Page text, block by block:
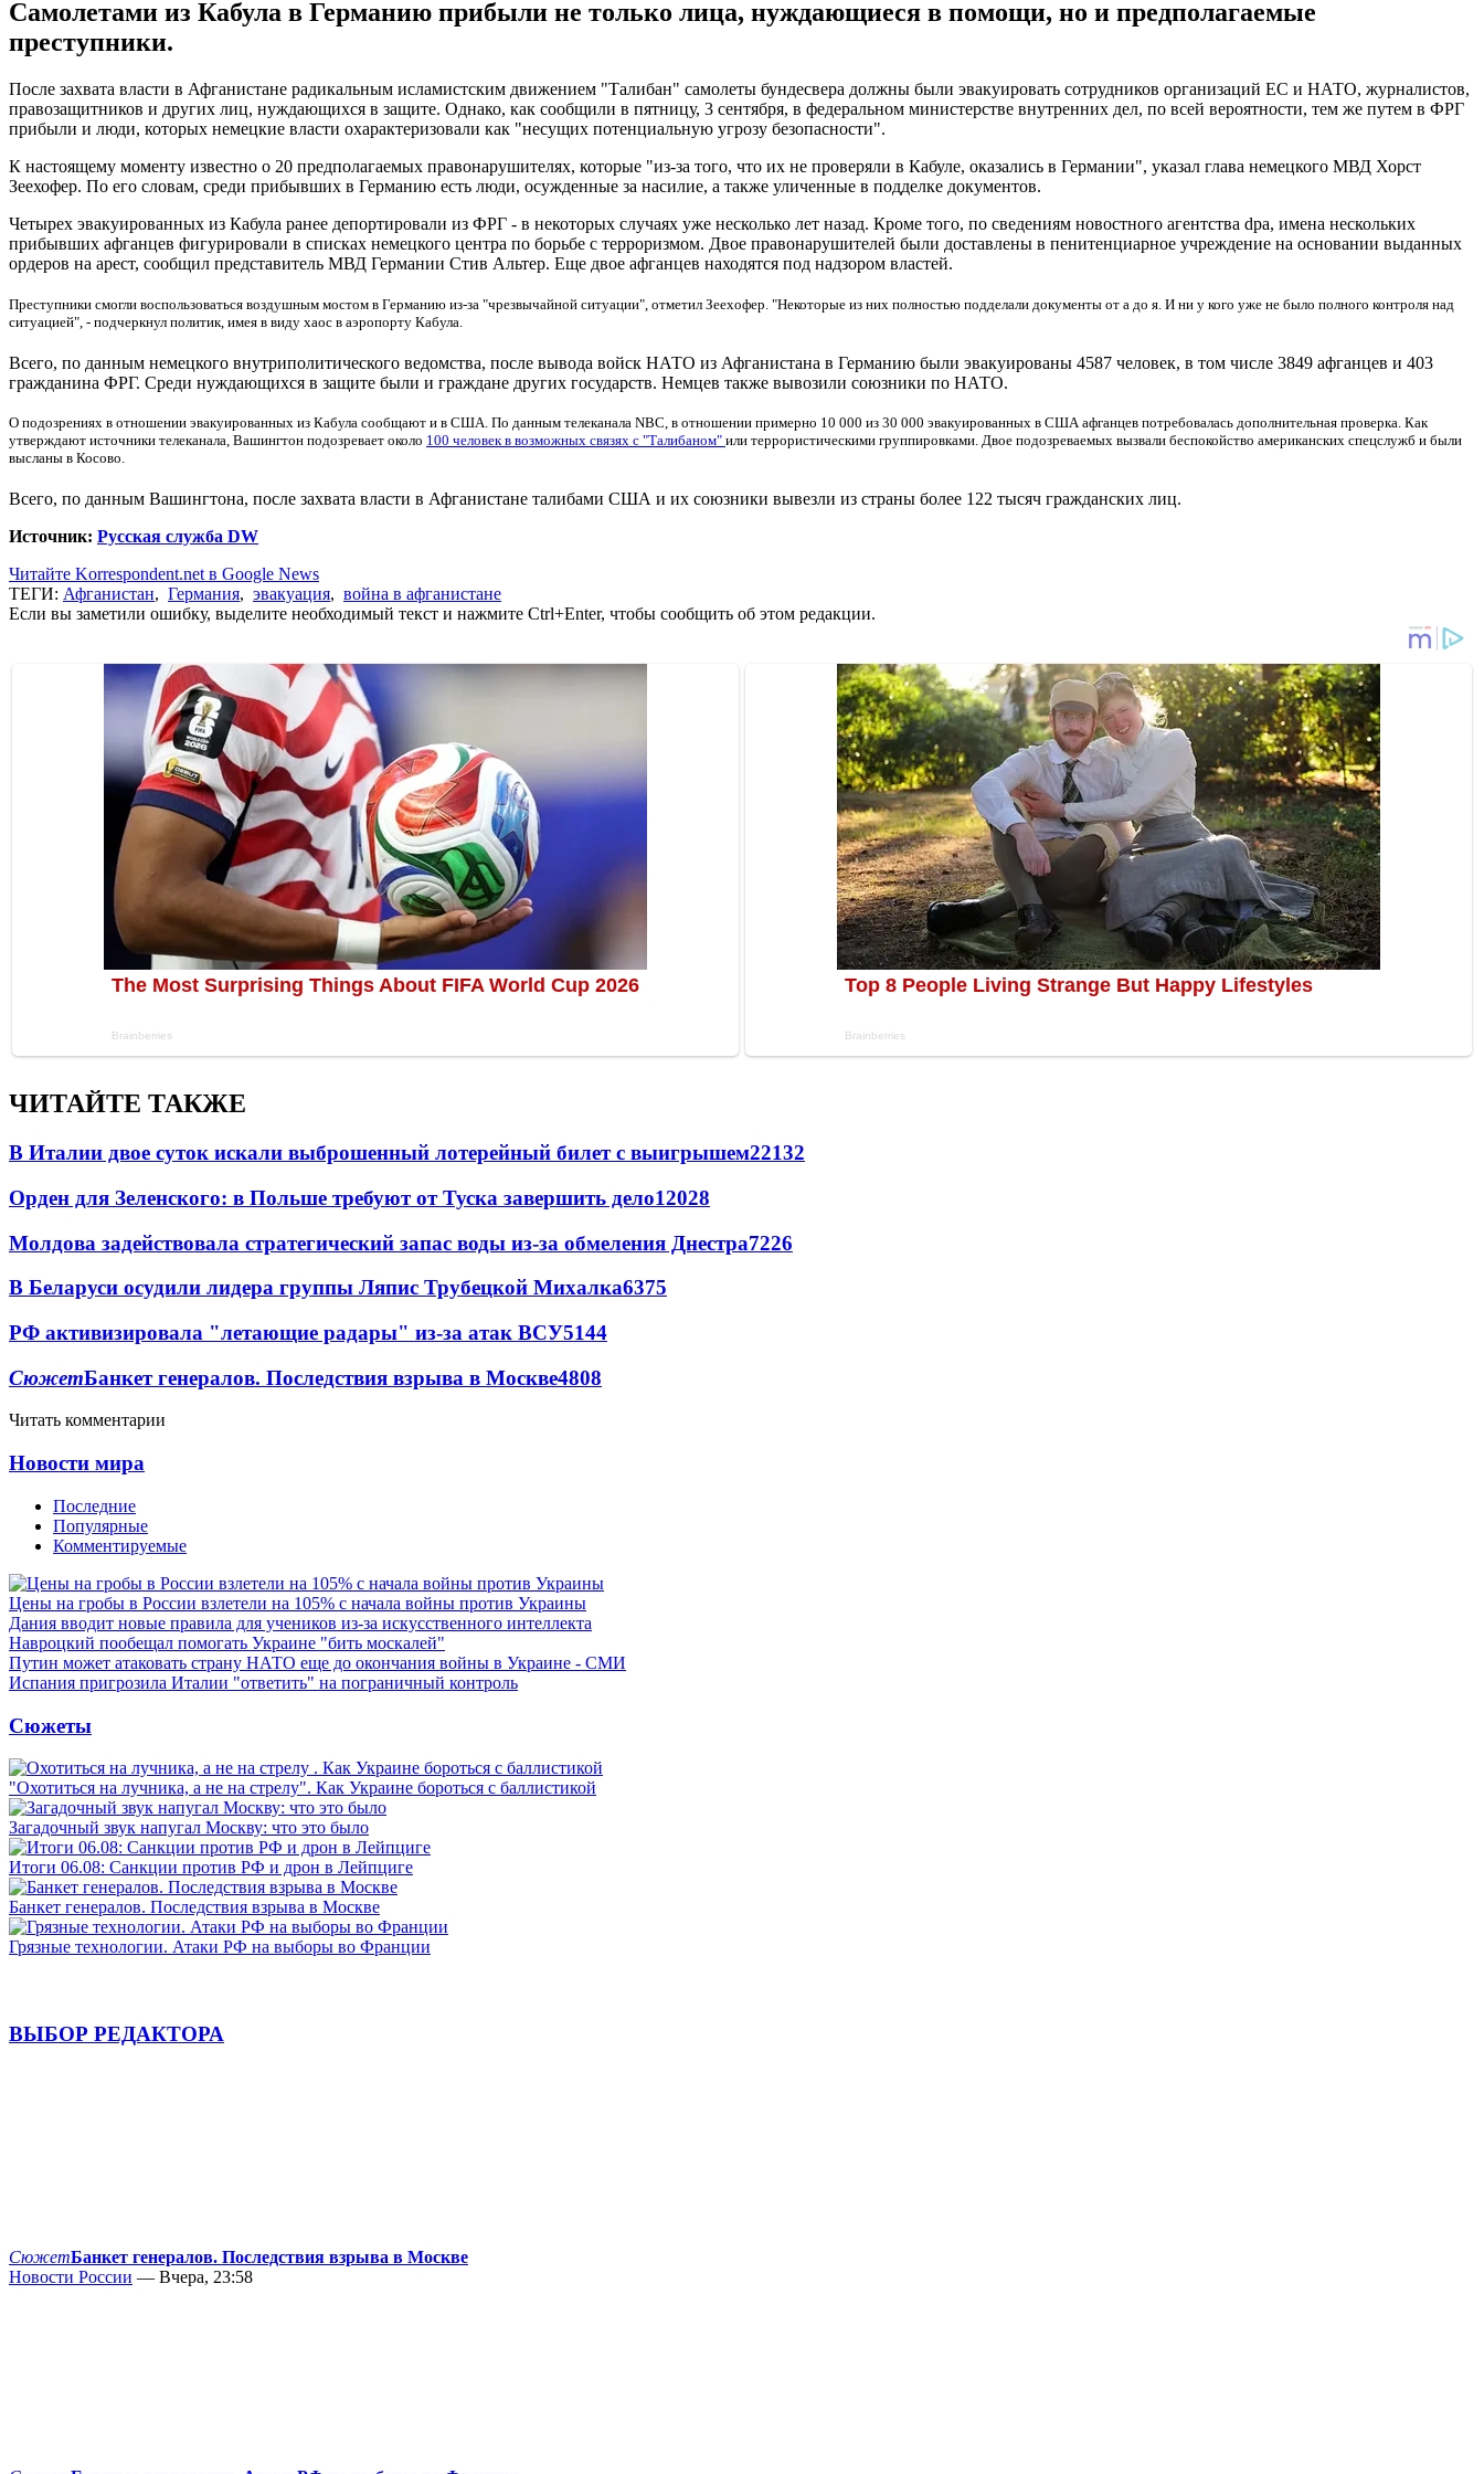
Самолетами из Кабула в Германию прибыли не только лица, нуждающиеся в помощи, но и предполагаемые
преступники.
После захвата власти в Афганистане радикальным исламистским движением "Талибан" самолеты бундесвера должны были эвакуировать сотрудников организаций ЕС и НАТО, журналистов,
правозащитников и других лиц, нуждающихся в защите. Однако, как сообщили в пятницу, 3 сентября, в федеральном министерстве внутренних дел, по всей вероятности, тем же путем в ФРГ
прибыли и люди, которых немецкие власти охарактеризовали как "несущих потенциальную угрозу безопасности".
К настоящему моменту известно о 20 предполагаемых правонарушителях, которые "из-за того, что их не проверяли в Кабуле, оказались в Германии", указал глава немецкого МВД Хорст
Зеехофер. По его словам, среди прибывших в Германию есть люди, осужденные за насилие, а также уличенные в подделке документов.
Четырех эвакуированных из Кабула ранее депортировали из ФРГ - в некоторых случаях уже несколько лет назад. Кроме того, по сведениям новостного агентства dpa, имена нескольких
прибывших афганцев фигурировали в списках немецкого центра по борьбе с терроризмом. Двое правонарушителей были доставлены в пенитенциарное учреждение на основании выданных
ордеров на арест, сообщил представитель МВД Германии Стив Альтер. Еще двое афганцев находятся под надзором властей.
Преступники смогли воспользоваться воздушным мостом в Германию из-за "чрезвычайной ситуации", отметил Зеехофер. "Некоторые из них полностью подделали документы от а до я. И ни у кого уже не было полного контроля над
ситуацией", - подчеркнул политик, имея в виду хаос в аэропорту Кабула.
Всего, по данным немецкого внутриполитического ведомства, после вывода войск НАТО из Афганистана в Германию были эвакуированы 4587 человек, в том числе 3849 афганцев и 403
гражданина ФРГ. Среди нуждающихся в защите были и граждане других государств. Немцев также вывозили союзники по НАТО.
О подозрениях в отношении эвакуированных из Кабула сообщают и в США. По данным телеканала NBC, в отношении примерно 10 000 из 30 000 эвакуированных в США афганцев потребовалась дополнительная проверка. Как
утверждают источники телеканала, Вашингтон подозревает около 100 человек в возможных связях с "Талибаном" или террористическими группировками. Двое подозреваемых вызвали беспокойство американских спецслужб и были
высланы в Косово.
Всего, по данным Вашингтона, после захвата власти в Афганистане талибами США и их союзники вывезли из страны более 122 тысяч гражданских лиц.
Источник: Русская служба DW
Читайте Korrespondent.net в Google News
ТЕГИ: Афганистан, Германия, эвакуация, война в афганистане
Если вы заметили ошибку, выделите необходимый текст и нажмите Ctrl+Enter, чтобы сообщить об этом редакции.
ЧИТАЙТЕ ТАКЖЕ
В Италии двое суток искали выброшенный лотерейный билет с выигрышем22132
Орден для Зеленского: в Польше требуют от Туска завершить дело12028
Молдова задействовала стратегический запас воды из-за обмеления Днестра7226
В Беларуси осудили лидера группы Ляпис Трубецкой Михалка6375
РФ активизировала "летающие радары" из-за атак ВСУ5144
СюжетБанкет генералов. Последствия взрыва в Москве4808
Читать комментарии
Новости мира
Последние
Популярные
Комментируемые
Цены на гробы в России взлетели на 105% с начала войны против Украины
Дания вводит новые правила для учеников из-за искусственного интеллекта
Навроцкий пообещал помогать Украине "бить москалей"
Путин может атаковать страну НАТО еще до окончания войны в Украине - СМИ
Испания пригрозила Италии "ответить" на пограничный контроль
Сюжеты
"Охотиться на лучника, а не на стрелу". Как Украине бороться с баллистикой
Загадочный звук напугал Москву: что это было
Итоги 06.08: Санкции против РФ и дрон в Лейпциге
Банкет генералов. Последствия взрыва в Москве
Грязные технологии. Атаки РФ на выборы во Франции
ВЫБОР РЕДАКТОРА
СюжетБанкет генералов. Последствия взрыва в Москве
Новости России — Вчера, 23:58